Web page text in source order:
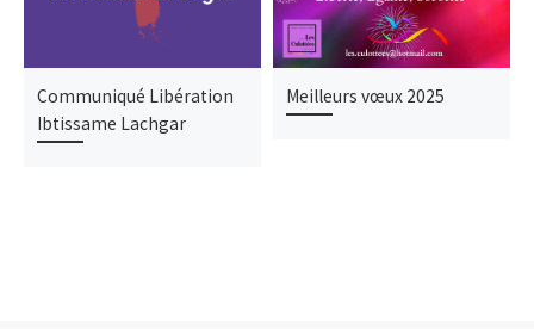
Communiqué Libération
Ibtissame Lachgar
Meilleurs vœux 2025